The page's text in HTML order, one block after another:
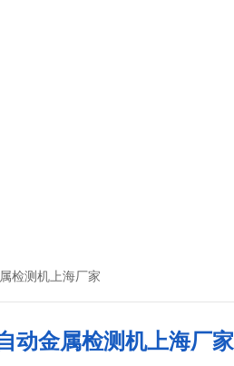
检测机上海厂家
动金属检测机上海厂家